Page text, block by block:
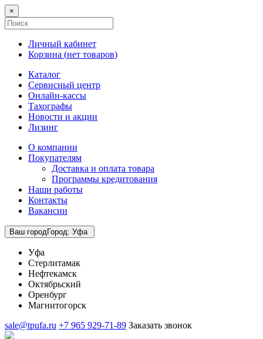
×
Личный кабинет
Корзина (нет товаров)
Каталог
Сервисный центр
Онлайн-кассы
Тахографы
Новости и акции
Лизинг
О компании
Покупателям
Доставка и оплата товара
Программы кредитования
Наши работы
Контакты
Вакансии
Ваш городГород: Уфа
Уфа
Стерлитамак
Нефтекамск
Октябрьский
Оренбург
Магнитогорск
sale@tpufa.ru +7 965 929-71-89 Заказать звонок